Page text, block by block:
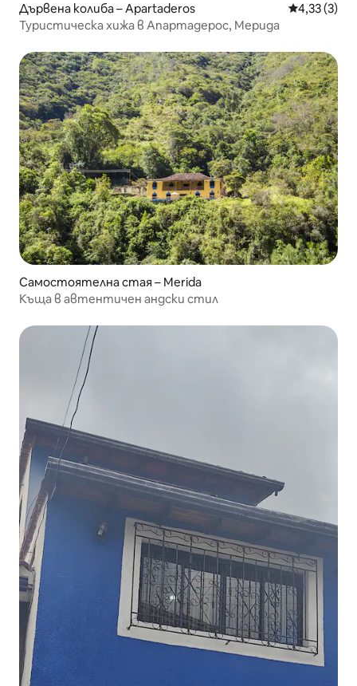
Дървена колиба – Apartaderos Средна
4,33 (3)
Туристическа хижа в Апартадерос, Мерида
Самостоятелна стая – Merida
Къща в автентичен андски стил